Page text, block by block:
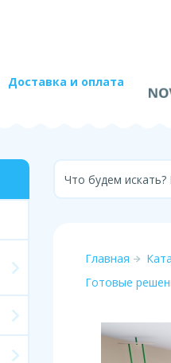
Доставка и оплата
Что будем
Главная
Готовые